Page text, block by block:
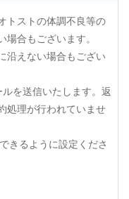
トストの体調不良等の
合もございます。
沿えない場合もござい
を送信いたします。返
処理が行われていませ
きるように設定くださ